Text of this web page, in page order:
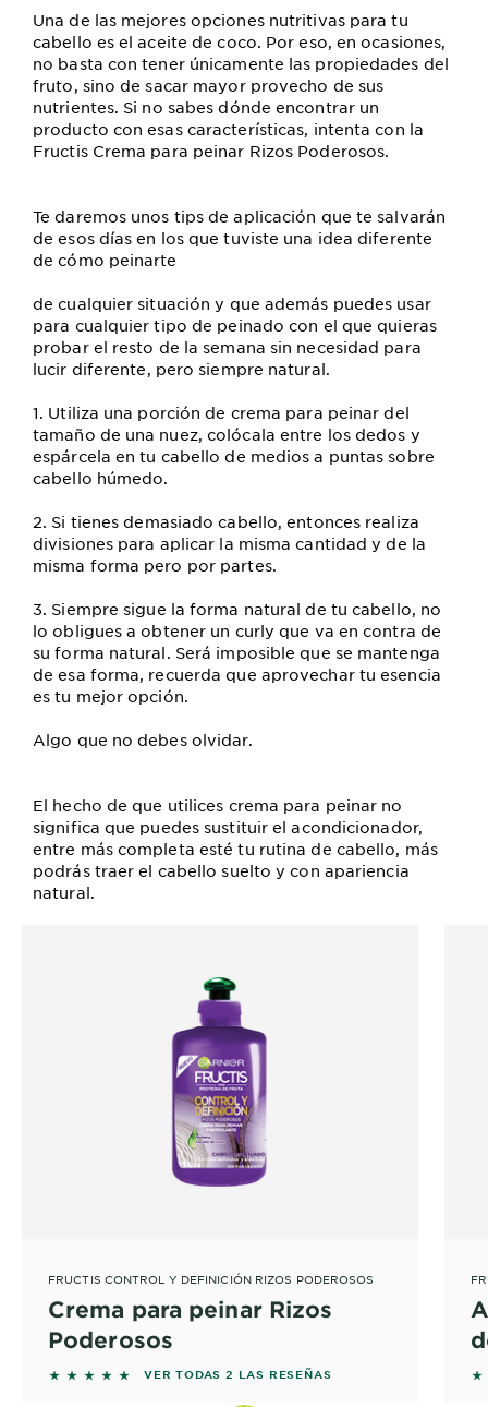
Una de las mejores opciones nutritivas para tu
cabello es el aceite de coco. Por eso, en ocasiones,
no basta con tener únicamente las propiedades del
fruto, sino de sacar mayor provecho de sus
nutrientes. Si no sabes dónde encontrar un
producto con esas características, intenta con la
Fructis Crema para peinar Rizos Poderosos.
Te daremos unos tips de aplicación que te salvarán
de esos días en los que tuviste una idea diferente
de cómo peinarte
de cualquier situación y que además puedes usar
para cualquier tipo de peinado con el que quieras
probar el resto de la semana sin necesidad para
lucir diferente, pero siempre natural.
1. Utiliza una porción de crema para peinar del
tamaño de una nuez, colócala entre los dedos y
espárcela en tu cabello de medios a puntas sobre
cabello húmedo.
2. Si tienes demasiado cabello, entonces realiza
divisiones para aplicar la misma cantidad y de la
misma forma pero por partes.
3. Siempre sigue la forma natural de tu cabello, no
lo obligues a obtener un curly que va en contra de
su forma natural. Será imposible que se mantenga
de esa forma, recuerda que aprovechar tu esencia
es tu mejor opción.
Algo que no debes olvidar.
El hecho de que utilices crema para peinar no
significa que puedes sustituir el acondicionador,
entre más completa esté tu rutina de cabello, más
podrás traer el cabello suelto y con apariencia
natural.
FRUCTIS CONTROL Y DEFINICIÓN RIZOS PODEROSOS
Crema para peinar Rizos
Poderosos
5 out of 5 stars based on reviews
VER TODAS 2 LAS RESEÑAS 5